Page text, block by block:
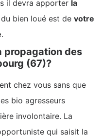
il devra apporter la
bien loué est de votre
.
propagation des
(67)?
chez vous sans que
bio agresseurs
involontaire. La
qui saisit la